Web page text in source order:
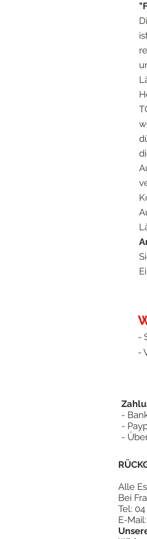
-
-
-
-
-
Alle
Bei
Tel:
E-Mail: